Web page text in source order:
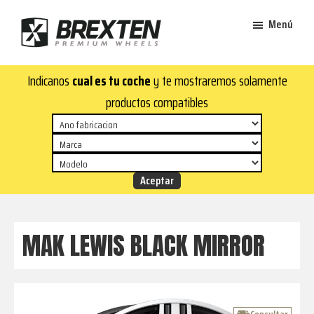
contenido
principal
de
página
Brexten
aluminio
premium
¡En
Brexten.com
encontrarás
aluminio
top!
y
estilo
Menú
Indicanos cual es tu cochey te mostraremos solamente
productos compatibles
MAK LEWIS BLACK MIRROR